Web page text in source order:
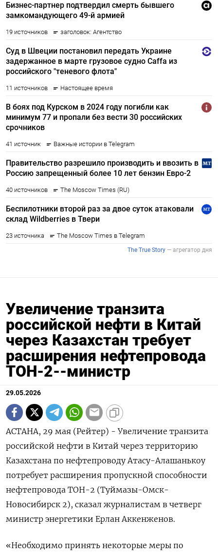
Увеличение транзита
российской нефти в Китай
через Казахстан требует
расширения нефтепровода
ТОН-2--министр
29.05.2026
АСТАНА, 29 мая (Рейтер) - Увеличение транзита
российской нефти в Китай через территорию
Казахстана ‌по нефтепроводу Атасу-Алашанькоу
потребует расширения пропускной способности
нефтепровода ТОН-2 (Туймазы-Омск-
Новосибирск 2), сказал журналистам в ​четверг
министр ​энергетики ​Ерлан Аккенженов.
«Необходимо ⁠принять некоторые меры ‌по